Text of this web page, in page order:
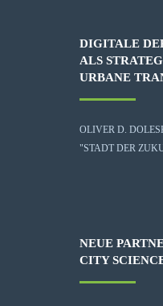
DIGITALE
ALS
URBANE
OLIVER D.
"STADT DER
NEUE
CITY